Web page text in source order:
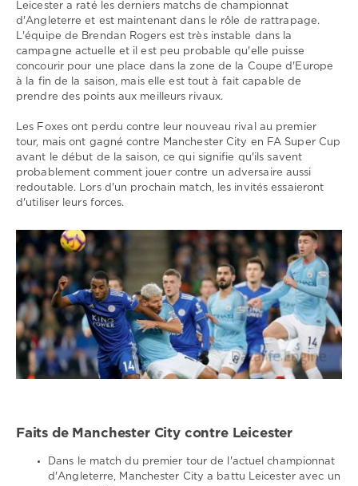
Leicester a raté les derniers matchs de championnat
d'Angleterre et est maintenant dans le rôle de rattrapage.
L'équipe de Brendan Rogers est très instable dans la
campagne actuelle et il est peu probable qu'elle puisse
concourir pour une place dans la zone de la Coupe d'Europe
à la fin de la saison, mais elle est tout à fait capable de
prendre des points aux meilleurs rivaux.
Les Foxes ont perdu contre leur nouveau rival au premier
tour, mais ont gagné contre Manchester City en FA Super Cup
avant le début de la saison, ce qui signifie qu'ils savent
probablement comment jouer contre un adversaire aussi
redoutable. Lors d'un prochain match, les invités essaieront
d'utiliser leurs forces.
Faits de Manchester City contre Leicester
Dans le match du premier tour de l'actuel championnat
d'Angleterre, Manchester City a battu Leicester avec un